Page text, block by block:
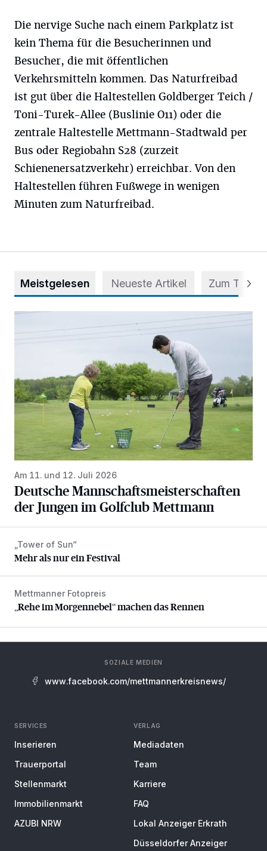
Die nervige Suche nach einem Parkplatz ist
kein Thema für die Besucherinnen und
Besucher, die mit öffentlichen
Verkehrsmitteln kommen. Das Naturfreibad
ist gut über die Haltestellen Goldberger Teich /
Toni-Turek-Allee (Buslinie O11) oder die
zentrale Haltestelle Mettmann-Stadtwald per
Bus oder Regiobahn S28 (zurzeit
Schienenersatzverkehr) erreichbar. Von den
Haltestellen führen Fußwege in wenigen
Minuten zum Naturfreibad.
Meistgelesen Neueste Artikel Zum Thema
Deutsche Mannschaftsmeisterschaften der Jungen im
Am 11. und 12. Juli 2026
Deutsche Mannschaftsmeisterschaften
der Jungen im Golfclub Mettmann
Mehr als nur ein Festival
„Tower of Sun“
Mehr als nur ein Festival
„Rehe im Morgennebel“ machen das Rennen
Mettmanner Fotopreis
„Rehe im Morgennebel“ machen das Rennen
SOZIALE MEDIEN
www.facebook.com/mettmannerkreisnews/
SERVICES
Inserieren
Trauerportal
Stellenmarkt
Immobilienmarkt
AZUBI NRW
VERLAG
Mediadaten
Team
Karriere
FAQ
Lokal Anzeiger Erkrath
Düsseldorfer Anzeiger